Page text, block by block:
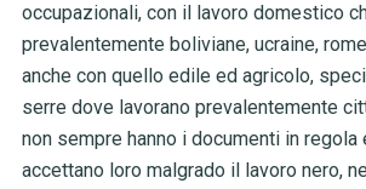
occupazionali, con il lavoro domestico
prevalentemente boliviane, ucraine,
anche con quello edile ed agricolo,
serre dove lavorano prevalentemente
non sempre hanno i documenti in regola
accettano loro malgrado il lavoro nero,